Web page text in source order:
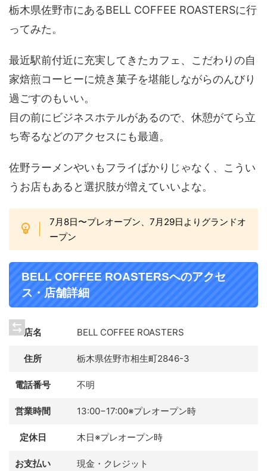
栃木県佐野市にあるBELL COFFEE ROASTERSに行
ってみた。
最近駅前付近に充実してきたカフェ、こだわりの自
家焙煎コーヒーに焼き菓子を堪能しながらのんびり
過ごすのもいい。
目の前にビジネスホテルがあるので、休憩がてら立
ち寄るなどのアクセスにも最適。
佐野ラーメンやいもフライばかりじゃなく、こうい
うお店もあると選択肢が増えていいよな。
7月8日〜プレオーブン、7月29日よりグランドオ
ープン
BELL COFFEE ROASTERSへのアクセ
ス・店舗詳細
店名 BELL COFFEE ROASTERS
住所 栃木県佐野市相生町2846-3
電話番号 不明
営業時間 13:00−17:00※プレオープン時
定休日 木日※プレオープン時
お支払い 現金・クレジット